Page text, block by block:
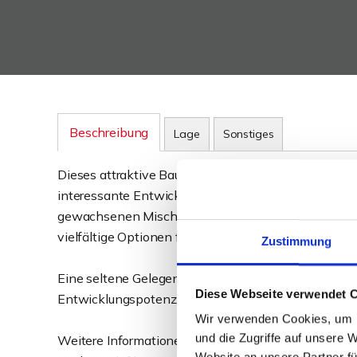
Zustimmung
Diese Webseite verwendet
Wir verwenden Cookies,
und die Zugriffe auf unsere
Beschreibung Lage Sonstiges
Dieses attraktive Baugrundstück im II.
interessante Entwicklungsmöglichkeiten in gut
gewachsenen Mischgebietes, geprägt von
vielfältige Optionen für eine projektorientierte
Eine seltene Gelegenheit für Investoren und
Entwicklungspotenzial in gefragter Mindener Lage
Weitere Informationen, Grundstücksdaten sowie